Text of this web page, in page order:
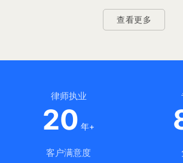
查看更多
律师执业
20 年+
客户满意度